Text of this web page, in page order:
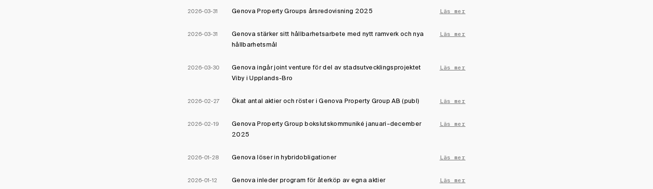
2026-03-31 Genova Property Groups årsredovisning 2025 Läs mer
2026-03-31
Genova stärker sitt hållbarhetsarbete med nytt ramverk och nya
hållbarhetsmål
Läs mer
2026-03-30
Genova ingår joint venture för del av stadsutvecklingsprojektet
Viby i Upplands-Bro
Läs mer
2026-02-27 Ökat antal aktier och röster i Genova Property Group AB (publ) Läs mer
2026-02-19
Genova Property Group bokslutskommuniké januari–december
2025
Läs mer
2026-01-28 Genova löser in hybridobligationer Läs mer
2026-01-12 Genova inleder program för återköp av egna aktier Läs mer